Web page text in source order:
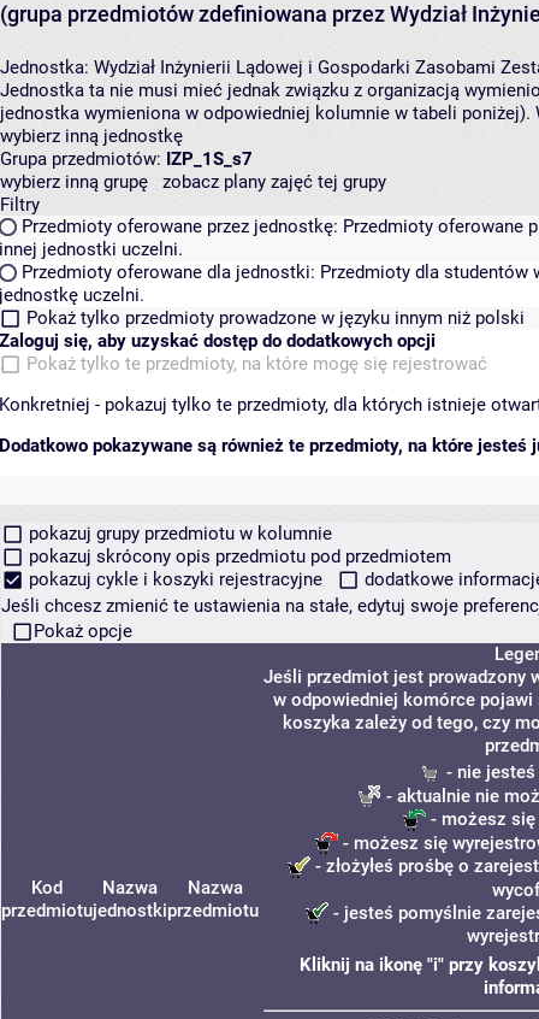
(grupa przedmiotów zdefiniowana przez Wydział
Jednostka: Wydział Inżynierii Lądowej i Gospodarki Zasobami
Jednostka ta nie musi mieć jednak związku z organizacją
jednostka wymieniona w odpowiedniej kolumnie w tabeli
wybierz inną jednostkę
Grupa przedmiotów: IZP_1S_s7
wybierz inną grupę
zobacz plany zajęć tej grupy
Filtry
Przedmioty oferowane przez jednostkę: Przedmioty oferowane
innej jednostki uczelni.
Przedmioty oferowane dla jednostki: Przedmioty dla studentów
jednostkę uczelni.
Pokaż tylko przedmioty prowadzone w języku innym niż polski
Zaloguj się, aby uzyskać dostęp do dodatkowych opcji
Pokaż tylko te przedmioty, na które mogę się rejestrować
Konkretniej - pokazuj tylko te przedmioty, dla których istnieje
Dodatkowo pokazywane są również te przedmioty, na które jesteś
pokazuj grupy przedmiotu w kolumnie
pokazuj skrócony opis przedmiotu pod przedmiotem
pokazuj cykle i koszyki rejestracyjne
dodatkowe
Jeśli chcesz zmienić te ustawienia na stałe, edytuj swoje
Pokaż opcje
Kod
przedmiotu
Nazwa
jednostki
Nazwa
przedmiotu
Jeśli przedmiot jest prowadzony
w odpowiedniej komórce
koszyka zależy od tego, czy
- nie
- aktualnie nie
- możesz się
- możesz się
- złożyłeś prośbę o
- jesteś pomyślnie
Kliknij na ikonę "i" przy